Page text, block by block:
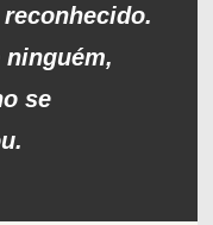
ninguém,
se